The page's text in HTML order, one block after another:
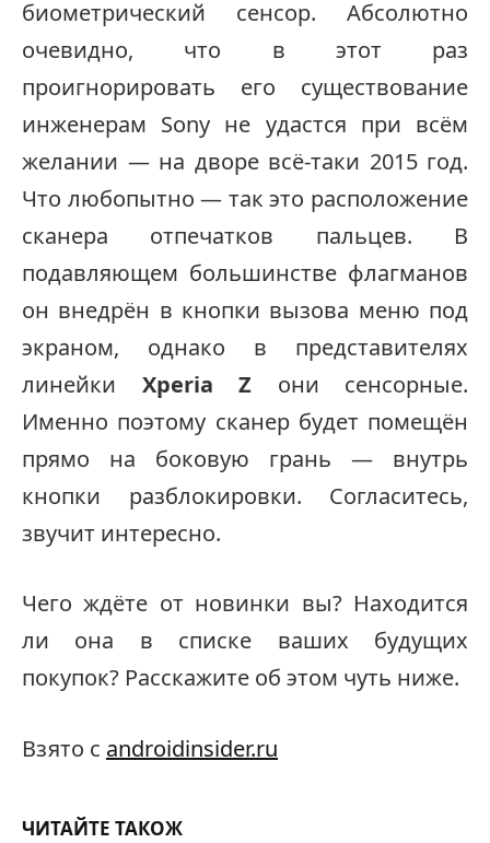
биометрический сенсор. Абсолютно
очевидно, что в этот раз
проигнорировать его существование
инженерам Sony не удастся при всём
желании — на дворе всё-таки 2015 год.
Что любопытно — так это расположение
сканера отпечатков пальцев. В
подавляющем большинстве флагманов
он внедрён в кнопки вызова меню под
экраном, однако в представителях
линейки Xperia Z они сенсорные.
Именно поэтому сканер будет помещён
прямо на боковую грань — внутрь
кнопки разблокировки. Согласитесь,
звучит интересно.
Чего ждёте от новинки вы? Находится
ли она в списке ваших будущих
покупок? Расскажите об этом чуть ниже.
Взято с androidinsider.ru
ЧИТАЙТЕ ТАКОЖ